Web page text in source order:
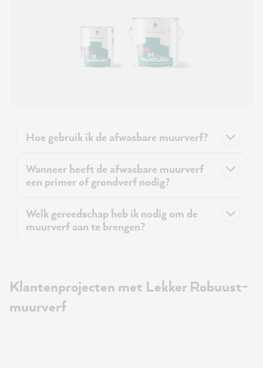
Hoe gebruik ik de afwasbare muurverf?
Wanneer heeft de afwasbare muurverf
een primer of grondverf nodig?
Welk gereedschap heb ik nodig om de
muurverf aan te brengen?
Klantenprojecten met Lekker Robuust-
muurverf